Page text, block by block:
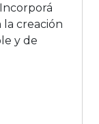
la creación
y de